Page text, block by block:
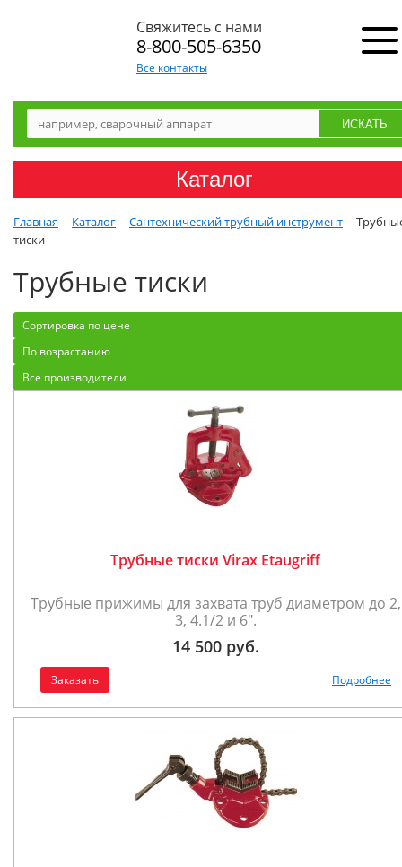
Свяжитесь с нами
8-800-505-6350
Все контакты
Каталог
Главная Каталог Сантехнический трубный инструмент
тиски
Трубные тиски
Сортировка по цене
По возрастанию
Все производители
Трубные тиски Virax Etaugriff
Трубные прижимы для захвата труб диаметром до 2,
3, 4.1/2 и 6".
14 500 руб.
Заказать Подробнее